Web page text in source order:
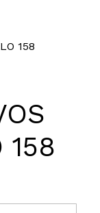
158
158